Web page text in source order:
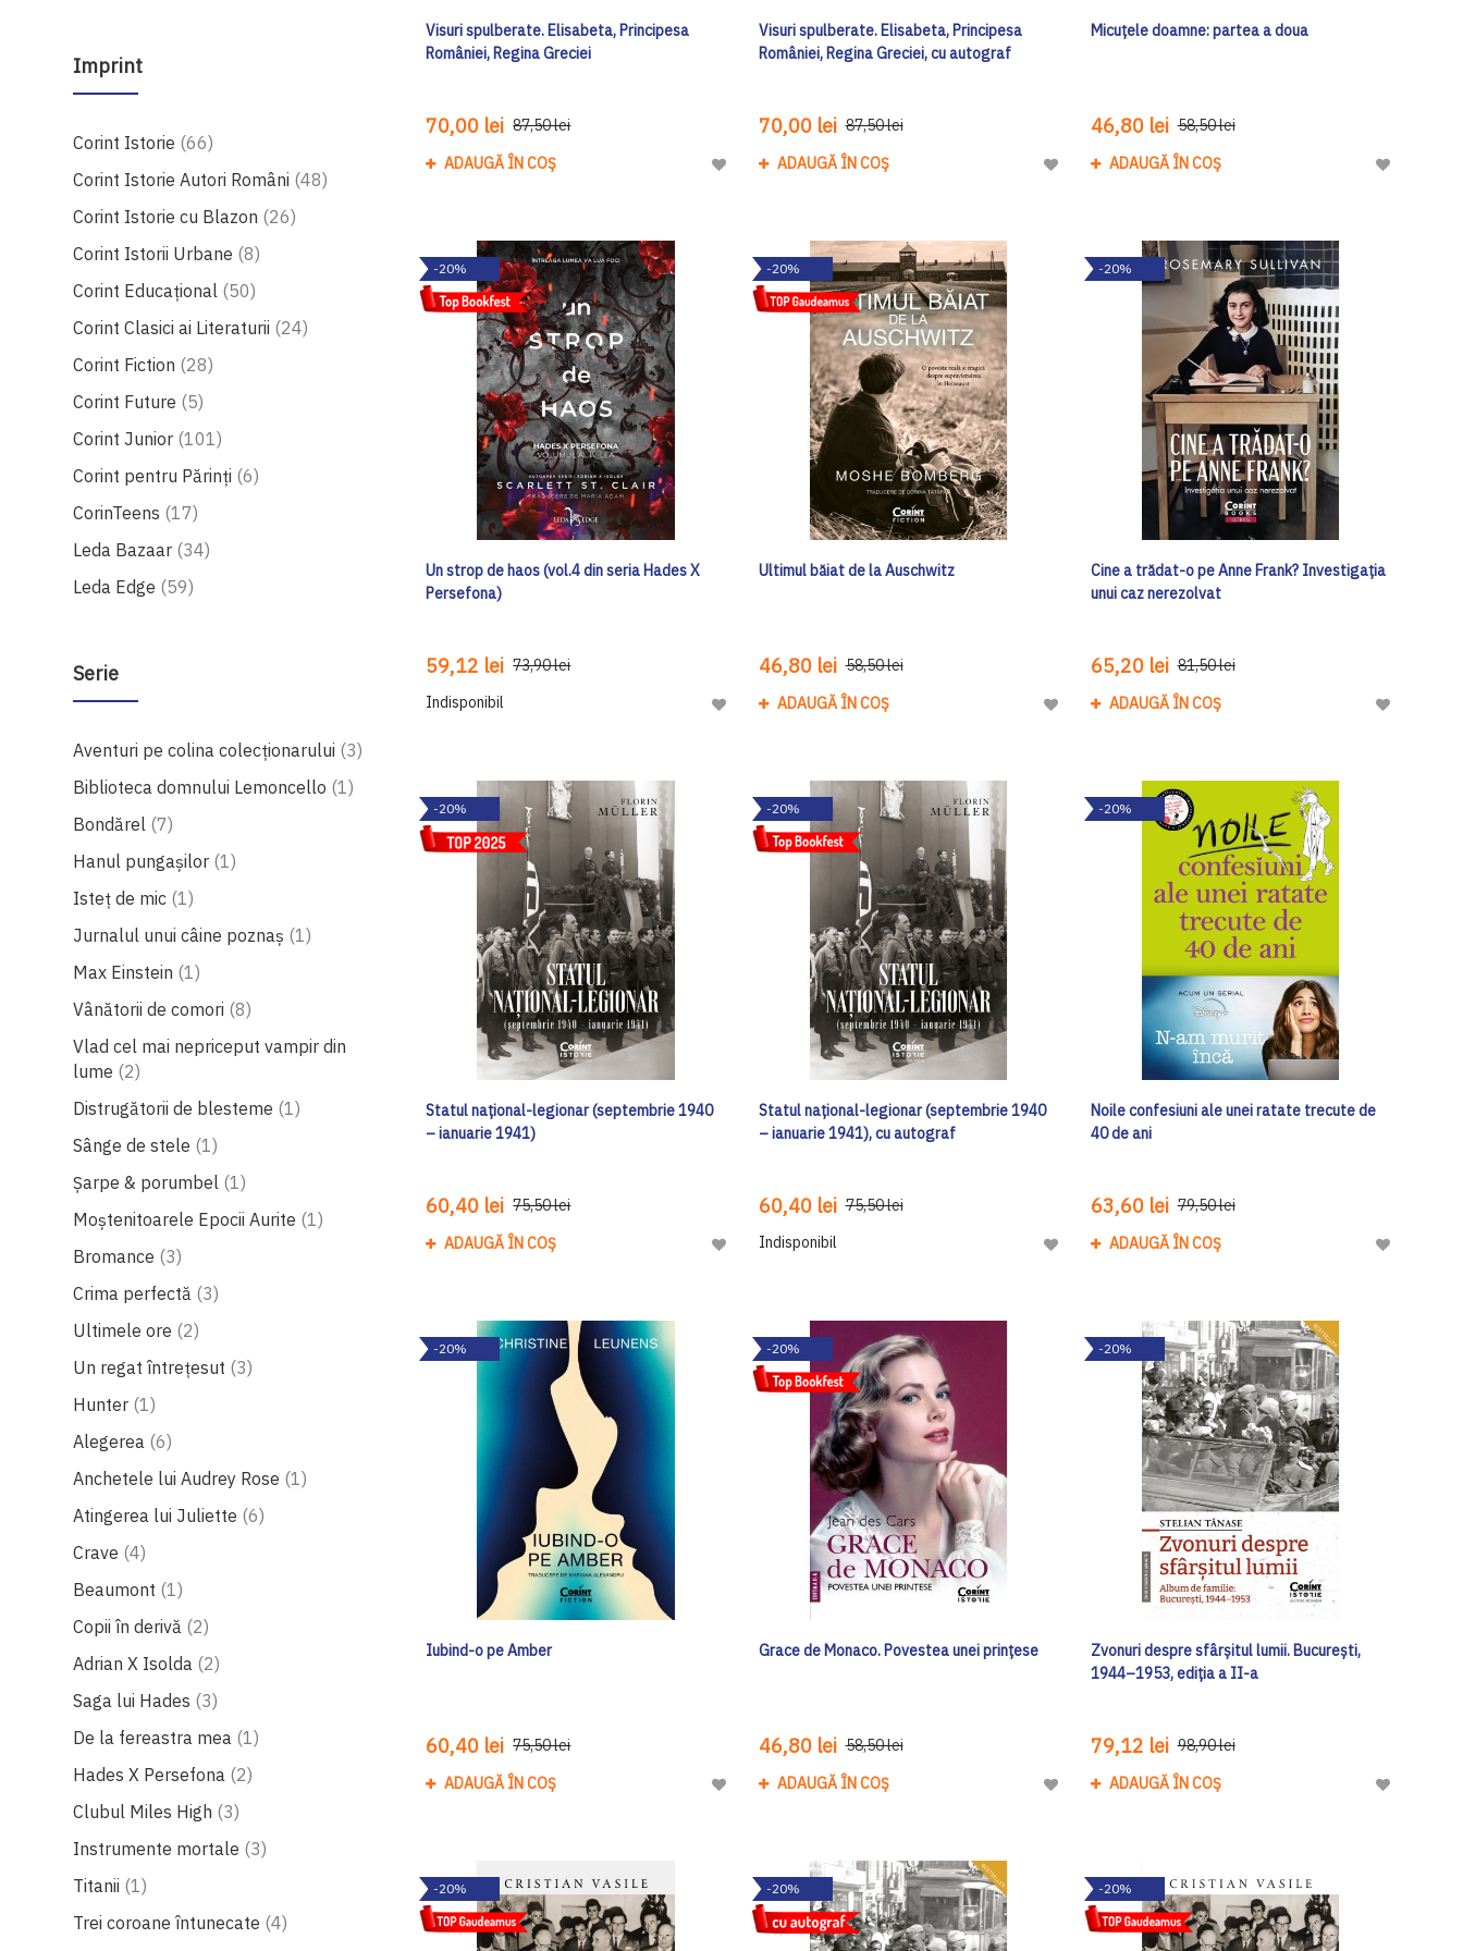
Imprint
Corint Istorie 66produse
Corint Istorie Autori Români 48produse
Corint Istorie cu Blazon 26produse
Corint Istorii Urbane 8produse
Corint Educaţional 50produse
Corint Clasici ai Literaturii 24produse
Corint Fiction 28produse
Corint Future
5produse
Corint Junior 101produse
Corint pentru Părinți 6produse
CorinTeens 17produse
Leda Bazaar 34produse
Leda Edge
59produse
Serie
Aventuri pe colina colecționarului 3produse
Biblioteca domnului Lemoncello 1produs
Bondărel 7produse
Hanul pungașilor 1produs
Isteț de mic 1produs
Jurnalul unui câine poznaș 1produs
Max Einstein 1produs
Vânătorii de comori 8produse
Vlad cel mai nepriceput vampir din
lume 2produse
Distrugătorii de blesteme 1produs
Sânge de stele 1produs
Șarpe & porumbel 1produs
Moștenitoarele Epocii Aurite 1produs
Bromance 3produse
Crima perfectă 3produse
Ultimele ore 2produse
Un regat întrețesut 3produse
Hunter 1produs
Alegerea 6produse
Anchetele lui Audrey Rose 1produs
Atingerea lui Juliette 6produse
Crave 4produse
Beaumont 1produs
Copii în derivă 2produse
Adrian X Isolda 2produse
Saga lui Hades 3produse
De la fereastra mea 1produs
Hades X Persefona 2produse
Clubul Miles High 3produse
Instrumente mortale 3produse
Titanii 1produs
Trei coroane întunecate 4produse
Visuri spulberate. Elisabeta, Principesa
României, Regina Greciei
70,00 lei 87,50 lei
ADAUGĂ ÎN COȘ
Adaugă
Dorinte
Visuri spulberate. Elisabeta, Principesa
României, Regina Greciei, cu autograf
70,00 lei 87,50 lei
ADAUGĂ ÎN COȘ
Adaugă
Dorinte
Micuțele doamne: partea a doua
46,80 lei 58,50 lei
ADAUGĂ ÎN COȘ
Adaugă
-20%
Un strop de haos (vol.4 din seria Hades X
Persefona)
59,12 lei 73,90 lei
Indisponibil
Adaugă
Dorinte
-20%
Ultimul băiat de la Auschwitz
46,80 lei 58,50 lei
ADAUGĂ ÎN COȘ
Adaugă
Dorinte
-20%
Cine a trădat-o pe Anne Frank? Investigația
unui caz nerezolvat
65,20 lei 81,50 lei
ADAUGĂ ÎN COȘ
Adaugă
-20%
Statul național-legionar (septembrie 1940
– ianuarie 1941)
60,40 lei 75,50 lei
ADAUGĂ ÎN COȘ
Adaugă
Dorinte
-20%
Statul național-legionar (septembrie 1940
– ianuarie 1941), cu autograf
60,40 lei 75,50 lei
Indisponibil
Adaugă
Dorinte
-20%
Noile confesiuni ale unei ratate trecute de
40 de ani
63,60 lei 79,50 lei
ADAUGĂ ÎN COȘ
Adaugă
-20%
Iubind-o pe Amber
60,40 lei 75,50 lei
ADAUGĂ ÎN COȘ
Adaugă
Dorinte
-20%
Grace de Monaco. Povestea unei prințese
46,80 lei 58,50 lei
ADAUGĂ ÎN COȘ
Adaugă
Dorinte
-20%
Zvonuri despre sfârșitul lumii. București,
1944–1953, ediția a II-a
79,12 lei 98,90 lei
ADAUGĂ ÎN COȘ
Adaugă
-20% -20% -20%